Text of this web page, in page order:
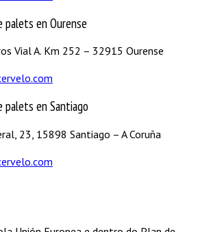
palets en Ourense
Vial A. Km 252 – 32915 Ourense
palets en Santiago
23, 15898 Santiago – A Coruña